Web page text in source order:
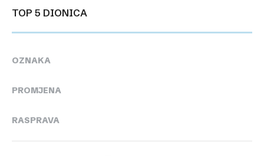
TOP 5 DIONICA
OZNAKA
PROMJENA
RASPRAVA